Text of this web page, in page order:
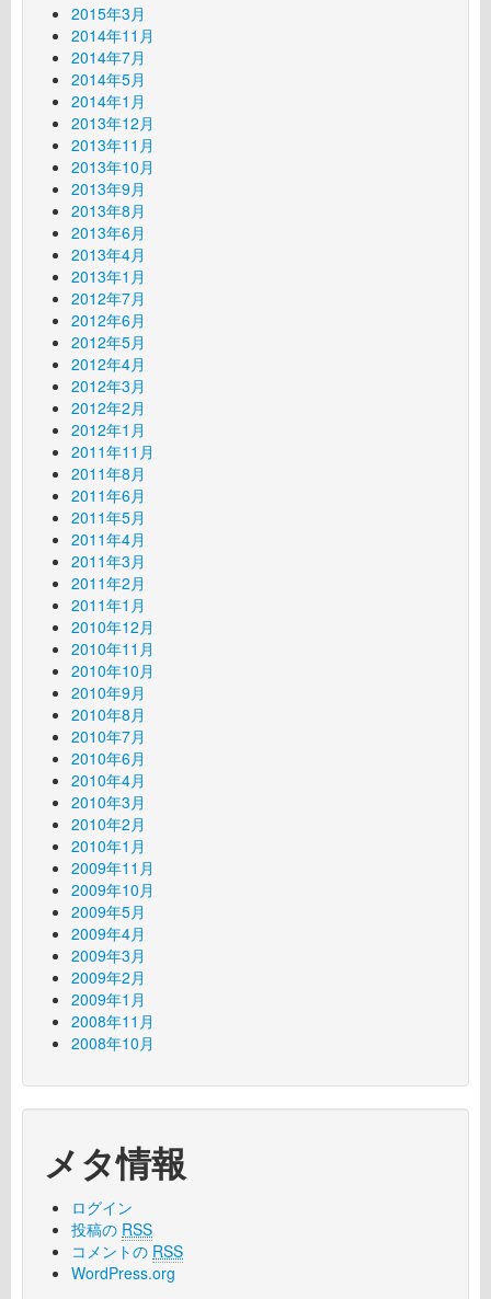
2015年3月
2014年11月
2014年7月
2014年5月
2014年1月
2013年12月
2013年11月
2013年10月
2013年9月
2013年8月
2013年6月
2013年4月
2013年1月
2012年7月
2012年6月
2012年5月
2012年4月
2012年3月
2012年2月
2012年1月
2011年11月
2011年8月
2011年6月
2011年5月
2011年4月
2011年3月
2011年2月
2011年1月
2010年12月
2010年11月
2010年10月
2010年9月
2010年8月
2010年7月
2010年6月
2010年4月
2010年3月
2010年2月
2010年1月
2009年11月
2009年10月
2009年5月
2009年4月
2009年3月
2009年2月
2009年1月
2008年11月
2008年10月
メタ情報
ログイン
投稿の RSS
コメントの RSS
WordPress.org